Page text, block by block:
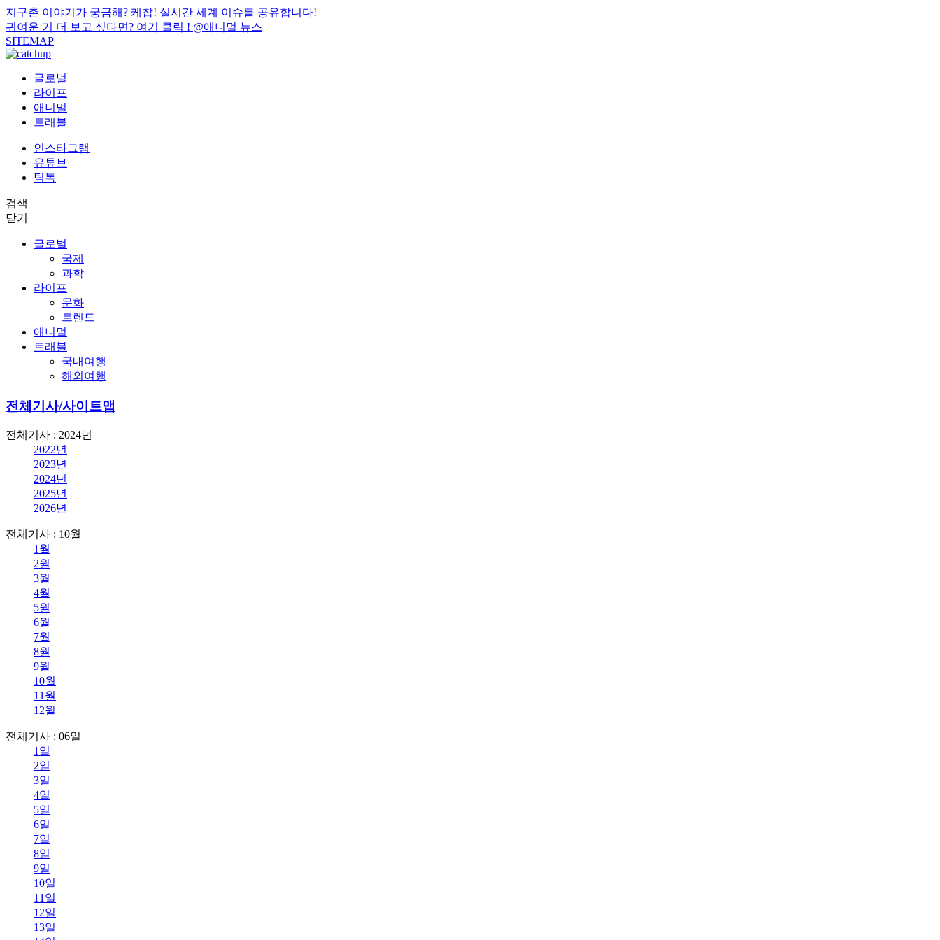
지구촌 이야기가 궁금해? 케찹! 실시간 세계 이슈를 공유합니다!
귀여운 거 더 보고 싶다면? 여기 클릭 ! @애니멀 뉴스
SITEMAP
글로벌
라이프
애니멀
트래블
인스타그램
유튜브
틱톡
검색
닫기
글로벌
국제
과학
라이프
문화
트렌드
애니멀
트래블
국내여행
해외여행
전체기사/사이트맵
전체기사 : 2024년
2022년
2023년
2024년
2025년
2026년
전체기사 : 10월
1월
2월
3월
4월
5월
6월
7월
8월
9월
10월
11월
12월
전체기사 : 06일
1일
2일
3일
4일
5일
6일
7일
8일
9일
10일
11일
12일
13일